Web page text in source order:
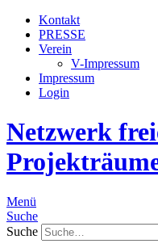
Kontakt
PRESSE
Verein
V-Impressum
Impressum
Login
Netzwerk
Menü
Suche
Suche